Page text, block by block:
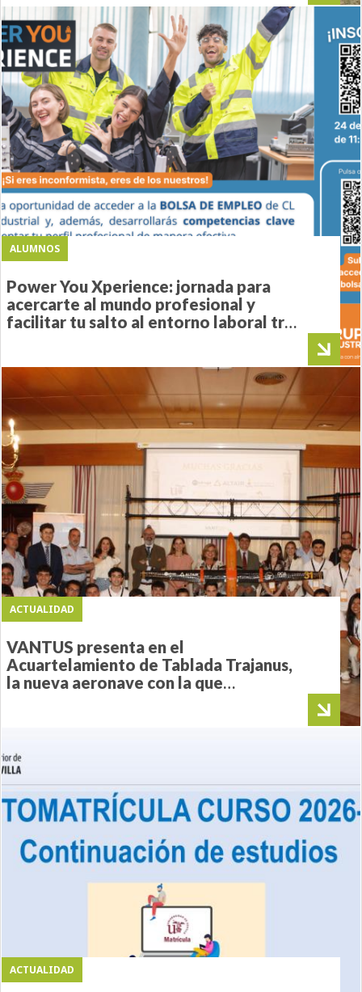
ALUMNOS
Power You Xperience: jornada para
acercarte al mundo profesional y
facilitar tu salto al entorno laboral tras
ACTUALIDAD
VANTUS presenta en el
Acuartelamiento de Tablada Trajanus,
la nueva aeronave con la que
ACTUALIDAD